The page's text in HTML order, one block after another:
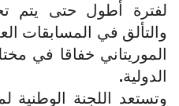
لفترة أطول حتى يتم
والتألق في المسابقات
الموريتاني خفاقا في
الدولية.
وتستعد اللجنة الوطنية